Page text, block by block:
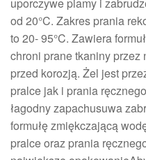
od 20°C. Zakres prania
to 20- 95°C. Zawiera
chroni prane tkaniny
przed korozją. Żel jest
pralce jak i prania
łagodny zapachusuwa
formułę zmiękczającą
pralce oraz prania